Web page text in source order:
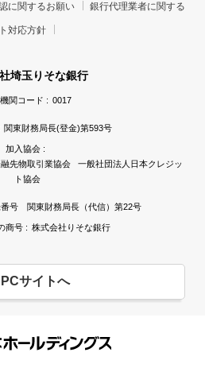
に関するお願い 銀行代理業者に関する
対応方針
埼玉りそな銀行
関コード : 0017
関東財務局長(登金)第593号
加入協会 :
先物取引業協会 一般社団法人日本クレジッ
ト協会
号 関東財務局長（代信）第22号
商号 : 株式会社りそな銀行
PCサイトへ